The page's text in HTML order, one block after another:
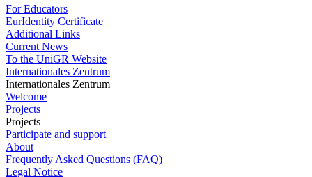
For Educators
EurIdentity Certificate
Additional Links
Current News
To the UniGR Website
Internationales Zentrum
Internationales Zentrum
Welcome
Projects
Projects
Participate and support
About
Frequently Asked Questions (FAQ)
Legal Notice